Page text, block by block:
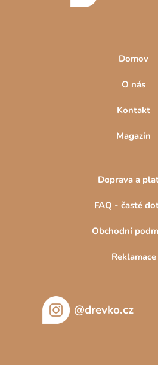
Domov
O nás
Kontakt
Magazín
Doprava a
FAQ - časté
Obchodní
Reklamace
@drevko.cz